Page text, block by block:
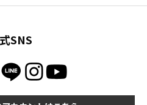
SNS